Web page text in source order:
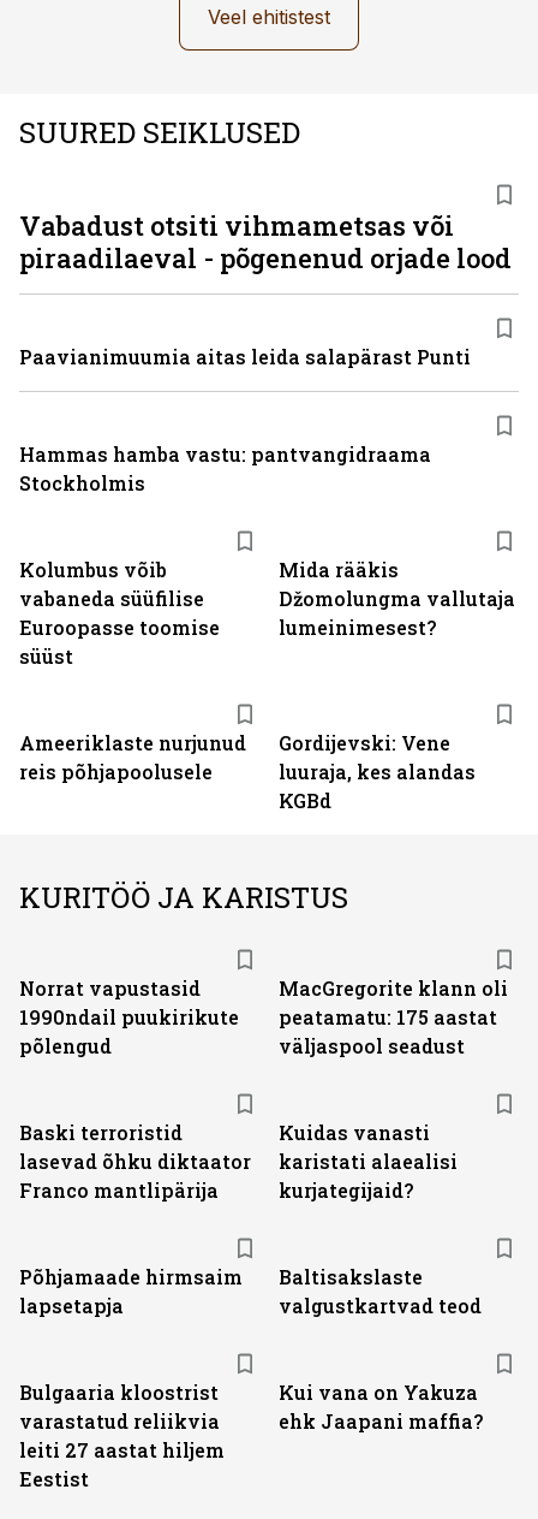
Veel ehitistest
SUURED SEIKLUSED
Kolumbus võib
vabaneda süüfilise
Euroopasse toomise
süüst
Mida rääkis
Džomolungma vallutaja
lumeinimesest?
Ameeriklaste nurjunud
reis põhjapoolusele
Gordijevski: Vene
luuraja, kes alandas
KGBd
Vabadust otsiti vihmametsas või
piraadilaeval - põgenenud orjade lood
Paavianimuumia aitas leida salapärast Punti
Hammas hamba vastu: pantvangi­draama
Stockholmis
KURITÖÖ JA KARISTUS
Norrat vapustasid
1990ndail puukirikute
põlengud
MacGregorite klann oli
peatamatu: 175 aastat
väljas­pool seadust
Baski terroristid
lasevad õhku diktaator
Franco mantlipärija
Kuidas vanasti
karistati alaealisi
kurjategijaid?
Põhjamaade hirmsaim
lapsetapja
Baltisakslaste
valgustkartvad teod
Bulgaaria kloostrist
varastatud reliikvia
leiti 27 aastat hiljem
Eestist
Kui vana on Yakuza
ehk Jaapani maffia?